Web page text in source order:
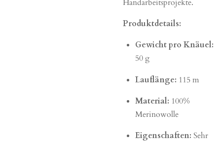
Handarbeitsprojekte.
Produktdetails:
Gewicht pro Knäuel:
50 g
Lauflänge: 115 m
Material: 100%
Merinowolle
Eigenschaften: Sehr